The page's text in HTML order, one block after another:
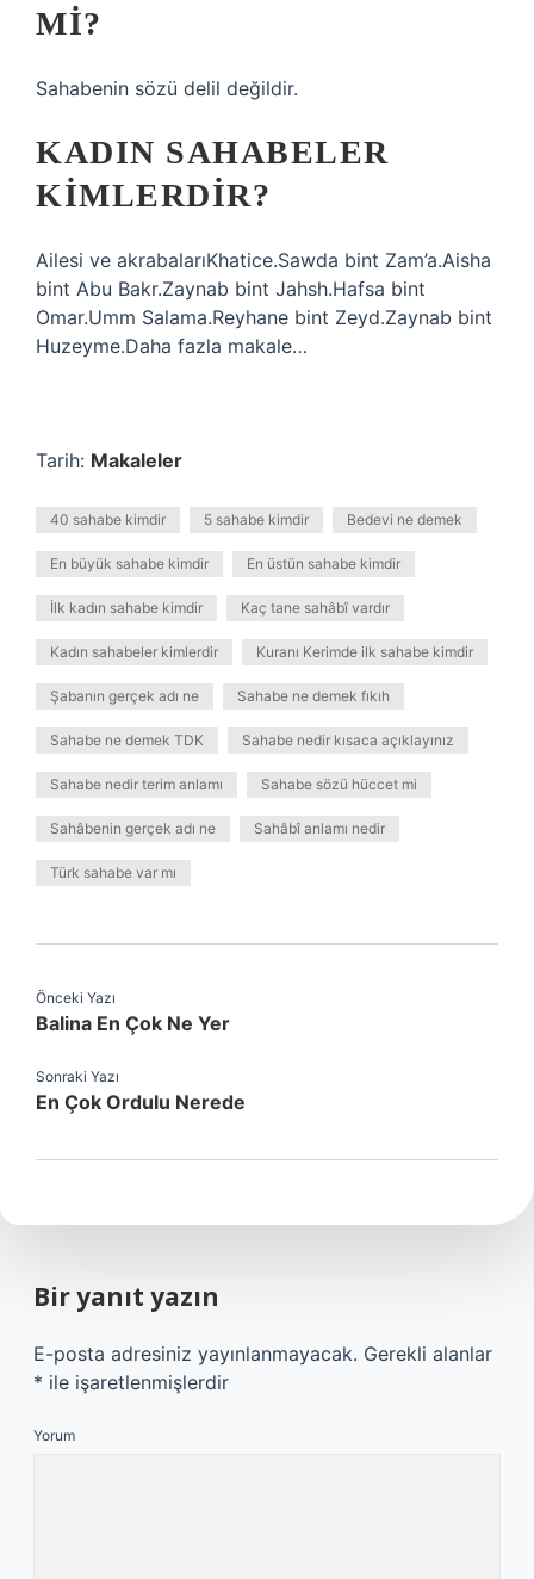
MI?
Sahabenin sözü delil değildir.
KADIN SAHABELER
KIMLERDIR?
Ailesi ve akrabalarıKhatice.Sawda bint Zam’a.Aisha
bint Abu Bakr.Zaynab bint Jahsh.Hafsa bint
Omar.Umm Salama.Reyhane bint Zeyd.Zaynab bint
Huzeyme.Daha fazla makale…
Tarih: Makaleler
40 sahabe kimdir 5 sahabe kimdir Bedevi ne demek
En büyük sahabe kimdir En üstün sahabe kimdir
İlk kadın sahabe kimdir Kaç tane sahâbî vardır
Kadın sahabeler kimlerdir Kuranı Kerimde ilk sahabe kimdir
Şabanın gerçek adı ne Sahabe ne demek fıkıh
Sahabe ne demek TDK Sahabe nedir kısaca açıklayınız
Sahabe nedir terim anlamı Sahabe sözü hüccet mi
Sahâbenin gerçek adı ne Sahâbî anlamı nedir
Türk sahabe var mı
Önceki Yazı
Balina En Çok Ne Yer
Sonraki Yazı
En Çok Ordulu Nerede
Bir yanıt yazın
E-posta adresiniz yayınlanmayacak. Gerekli alanlar
* ile işaretlenmişlerdir
Yorum